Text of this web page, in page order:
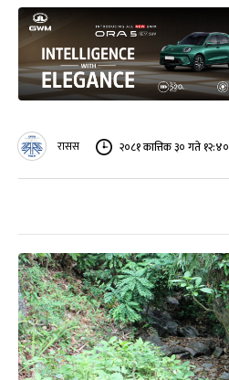
रासस २०८१ कात्तिक ३० गते १२:४०